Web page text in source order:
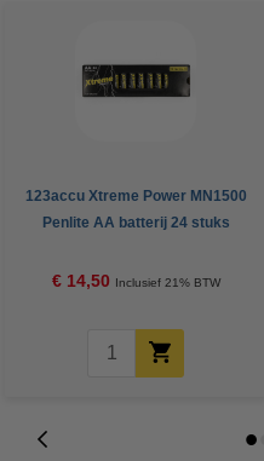
123accu Xtreme Power MN1500
Penlite AA batterij 24 stuks
€ 14,50 Inclusief 21% BTW